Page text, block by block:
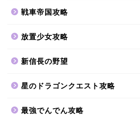
戦車帝国攻略
放置少女攻略
新信長の野望
星のドラゴンクエスト攻略
最強でんでん攻略